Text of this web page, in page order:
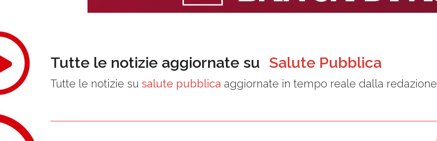
Tutte le notizie aggiornate su Salute Pubblica
Tutte le notizie su salute pubblica aggiornate in tempo reale dalla redazione